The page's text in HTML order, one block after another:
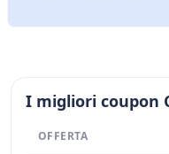
I migliori coupon
OFFERTA